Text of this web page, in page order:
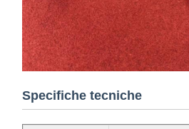
Specifiche tecniche